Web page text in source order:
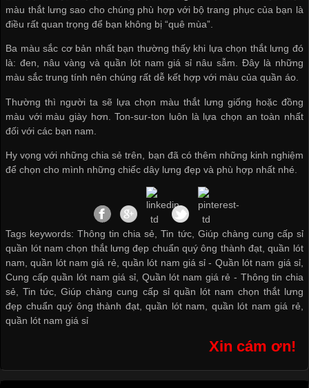
màu thắt lưng sao cho chúng phù hợp với bộ trang phục của bạn là
điều rất quan trọng để bạn không bị “quê mùa”.
Ba màu sắc cơ bản nhất bạn thường thấy khi lựa chọn thắt lưng đó
là: đen, nâu vàng và quần lót nam giá sỉ nâu sẫm. Đây là những
màu sắc trung tính nên chúng rất dễ kết hợp với màu của quần áo.
Thường thì người ta sẽ lựa chọn màu thắt lưng giống hoặc đồng
màu với màu giày hơn. Ton-sur-ton luôn là lựa chọn an toàn nhất
đối với các bạn nam.
Hy vọng với những chia sẻ trên, bạn đã có thêm những kinh nghiệm
để chọn cho mình những chiếc dây lưng đẹp và phù hợp nhất nhé.
Tags keywords: Thông tin chia sẻ, Tin tức, Giúp chàng cung cấp sỉ
quần lót nam chọn thắt lưng đẹp chuẩn quý ông thành đạt, quần lót
nam, quần lót nam giá rẻ, quần lót nam giá sỉ - Quần lót nam giá sỉ,
Cung cấp quần lót nam giá sỉ, Quần lót nam giá rẻ - Thông tin chia
sẻ,Tin tức,Giúp chàng cung cấp sỉ quần lót nam chọn thắt lưng
đẹp chuẩn quý ông thành đạt,quần lót nam, quần lót nam giá rẻ,
quần lót nam giá sỉ
Xin cám ơn!